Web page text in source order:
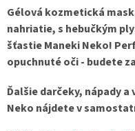
Gélová kozmetická
nahriatie, s hebučkým
šťastie Maneki Neko!
opuchnuté oči - budete
Ďalšie darčeky, nápady
Neko nájdete v